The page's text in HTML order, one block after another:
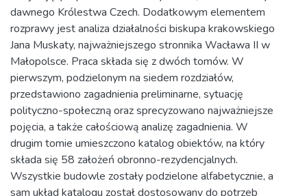
dawnego Królestwa Czech. Dodatkowym elementem
rozprawy jest analiza działalności biskupa krakowskiego
Jana Muskaty, najważniejszego stronnika Wacława II w
Małopolsce. Praca składa się z dwóch tomów. W
pierwszym, podzielonym na siedem rozdziałów,
przedstawiono zagadnienia preliminarne, sytuację
polityczno-społeczną oraz sprecyzowano najważniejsze
pojęcia, a także całościową analizę zagadnienia. W
drugim tomie umieszczono katalog obiektów, na który
składa się 58 założeń obronno-rezydencjalnych.
Wszystkie budowle zostały podzielone alfabetycznie, a
sam układ katalogu został dostosowany do potrzeb